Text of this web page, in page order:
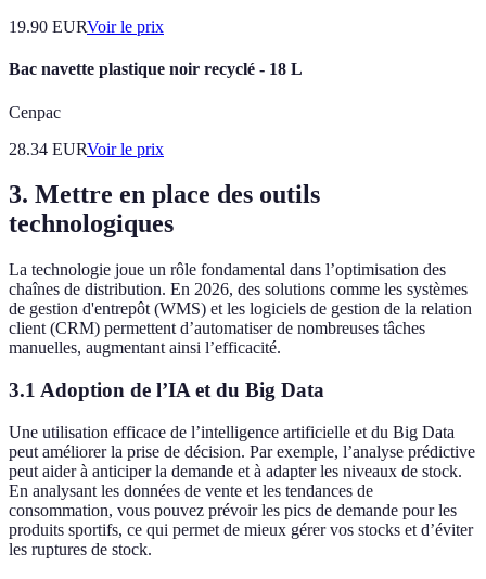
19.90 EURVoir le prix
Bac navette plastique noir recyclé - 18 L
Cenpac
28.34 EURVoir le prix
3. Mettre en place des outils
technologiques
La technologie joue un rôle fondamental dans l’optimisation des
chaînes de distribution. En 2026, des solutions comme les systèmes
de gestion d'entrepôt (WMS) et les logiciels de gestion de la relation
client (CRM) permettent d’automatiser de nombreuses tâches
manuelles, augmentant ainsi l’efficacité.
3.1 Adoption de l’IA et du Big Data
Une utilisation efficace de l’intelligence artificielle et du Big Data
peut améliorer la prise de décision. Par exemple, l’analyse prédictive
peut aider à anticiper la demande et à adapter les niveaux de stock.
En analysant les données de vente et les tendances de
consommation, vous pouvez prévoir les pics de demande pour les
produits sportifs, ce qui permet de mieux gérer vos stocks et d’éviter
les ruptures de stock.